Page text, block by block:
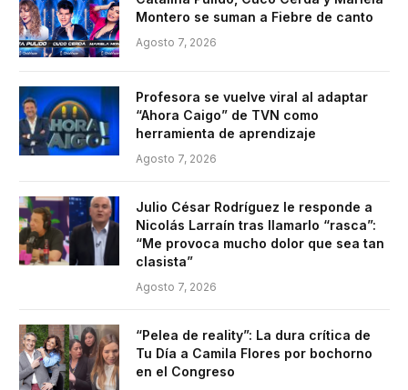
Montero se suman a Fiebre de canto
Agosto 7, 2026
Profesora se vuelve viral al adaptar
“Ahora Caigo” de TVN como
herramienta de aprendizaje
Agosto 7, 2026
Julio César Rodríguez le responde a
Nicolás Larraín tras llamarlo “rasca”:
“Me provoca mucho dolor que sea tan
clasista”
Agosto 7, 2026
“Pelea de reality”: La dura crítica de
Tu Día a Camila Flores por bochorno
en el Congreso